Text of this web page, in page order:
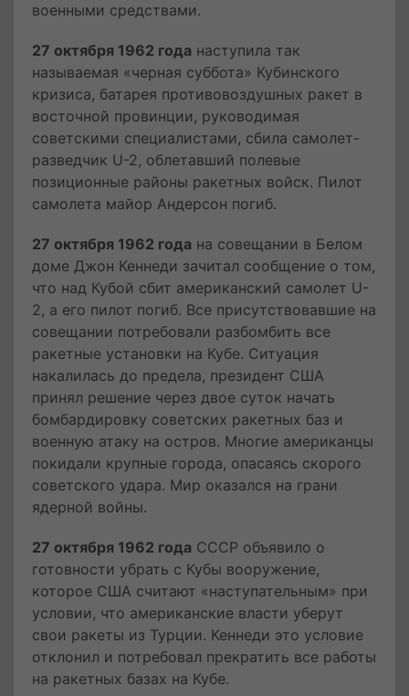
военными средствами.
27 октября 1962 года наступила так
называемая «черная суббота» Кубинского
кризиса, батарея противовоздушных ракет в
восточной провинции, руководимая
советскими специалистами, сбила самолет-
разведчик U-2, облетавший полевые
позиционные районы ракетных войск. Пилот
самолета майор Андерсон погиб.
27 октября 1962 года на совещании в Белом
доме Джон Кеннеди зачитал сообщение о том,
что над Кубой сбит американский самолет U-
2, а его пилот погиб. Все присутствовавшие на
совещании потребовали разбомбить все
ракетные установки на Кубе. Ситуация
накалилась до предела, президент США
принял решение через двое суток начать
бомбардировку советских ракетных баз и
военную атаку на остров. Многие американцы
покидали крупные города, опасаясь скорого
советского удара. Мир оказался на грани
ядерной войны.
27 октября 1962 года СССР объявило о
готовности убрать с Кубы вооружение,
которое США считают «наступательным» при
условии, что американские власти уберут
свои ракеты из Турции. Кеннеди это условие
отклонил и потребовал прекратить все работы
на ракетных базах на Кубе.